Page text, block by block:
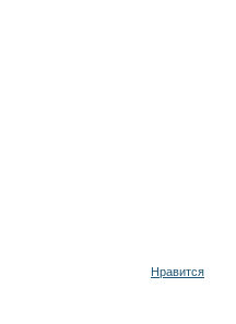
Нравится